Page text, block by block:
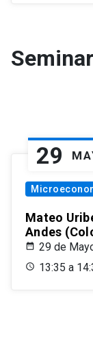
29
Mateo
Andes
29 de
13:35 a